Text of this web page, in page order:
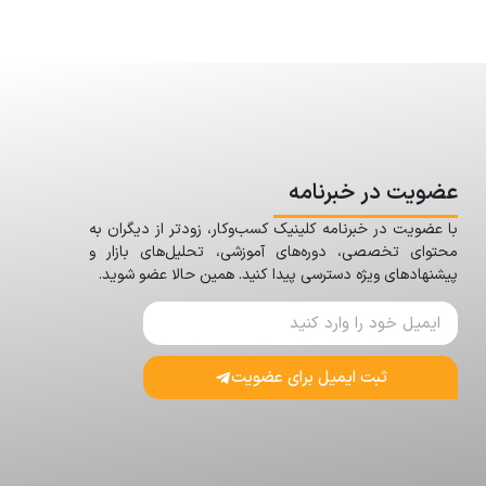
عضویت در خبرنامه
با عضویت در خبرنامه کلینیک کسب‌وکار، زودتر از دیگران به
محتوای تخصصی، دوره‌های آموزشی، تحلیل‌های بازار و
پیشنهادهای ویژه دسترسی پیدا کنید. همین حالا عضو شوید.
ثبت ایمیل برای عضویت